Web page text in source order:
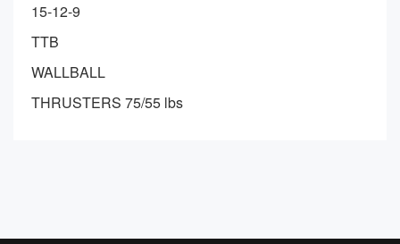
15-12-9
TTB
WALLBALL
THRUSTERS 75/55 lbs